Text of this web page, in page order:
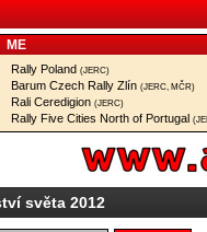
ME
Rally Poland (JERC)
Barum Czech Rally Zlín (JERC, MČR)
Rali Ceredigion (JERC)
Rally Five Cities North of Portugal
světa 2012